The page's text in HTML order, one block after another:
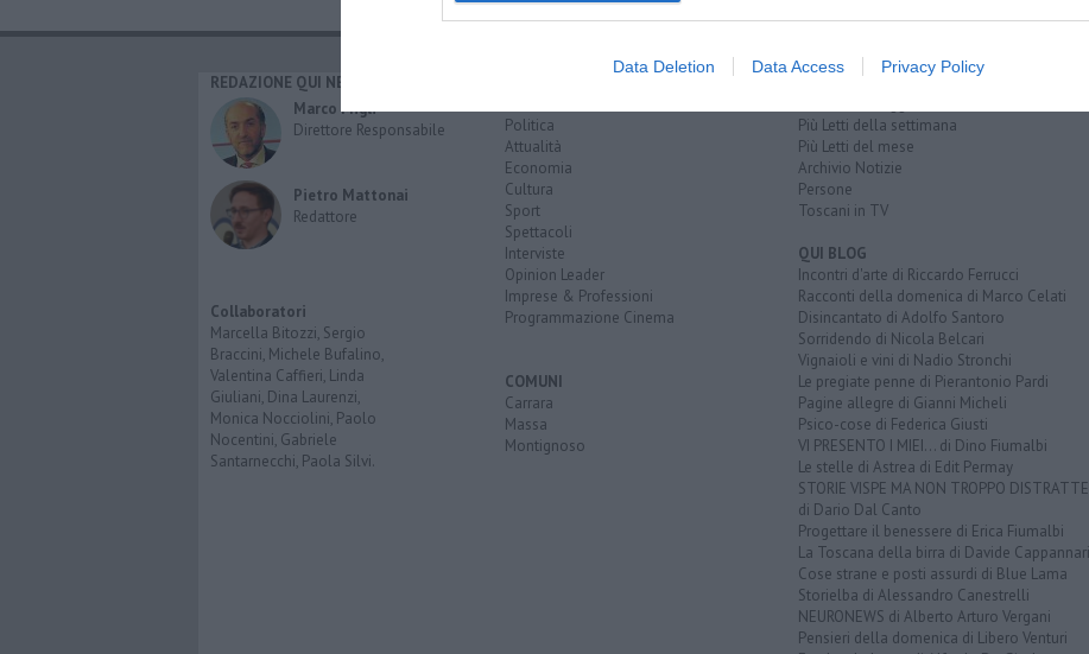
Data Deletion Data Access Privacy Policy
REDAZIONE QUI NEWS
Marco Migli
Direttore Responsabile
Pietro Mattonai
Redattore
Collaboratori
Marcella Bitozzi, Sergio
Braccini, Michele Bufalino,
Valentina Caffieri, Linda
Giuliani, Dina Laurenzi,
Monica Nocciolini, Paolo
Nocentini, Gabriele
Santarnecchi, Paola Silvi.
Politica
Attualità
Economia
Cultura
Sport
Spettacoli
Interviste
Opinion Leader
Imprese & Professioni
Programmazione Cinema
COMUNI
Carrara
Massa
Montignoso
RUBRICHE
Più Letti della settimana
Più Letti del mese
Archivio Notizie
Persone
Toscani in TV
QUI BLOG
Incontri d'arte di Riccardo Ferrucci
Racconti della domenica di Marco Celati
Disincantato di Adolfo Santoro
Sorridendo di Nicola Belcari
Vignaioli e vini di Nadio Stronchi
Le pregiate penne di Pierantonio Pardi
Pagine allegre di Gianni Micheli
Psico-cose di Federica Giusti
VI PRESENTO I MIEI... di Dino Fiumalbi
Le stelle di Astrea di Edit Permay
STORIE VISPE MA NON TROPPO DISTRATTE
di Dario Dal Canto
Progettare il benessere di Erica Fiumalbi
La Toscana della birra di Davide Cappannari
Cose strane e posti assurdi di Blue Lama
Storielba di Alessandro Canestrelli
NEURONEWS di Alberto Arturo Vergani
Pensieri della domenica di Libero Venturi